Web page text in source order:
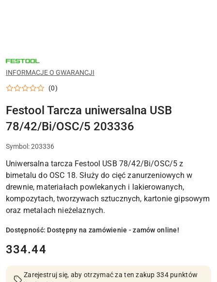
NARZĘDZIA
FESTOOL
DO
WARSZTATU,
MONTAŻU
WYKOŃCZENIOWYCH
INFORMACJE O GWARANCJI
(0)
Festool Tarcza uniwersalna USB
78/42/Bi/OSC/5 203336
Symbol:203336
Uniwersalna tarcza Festool USB 78/42/Bi/OSC/5 z
bimetalu do OSC 18. Służy do cięć zanurzeniowych w
drewnie, materiałach powlekanych i lakierowanych,
kompozytach, tworzywach sztucznych, kartonie gipsowym
oraz metalach nieżelaznych.
Dostępność: Dostępny na zamówienie - zamów online!
cena:
334.44
Zarejestruj się, aby otrzymać za ten zakup 334 punktów